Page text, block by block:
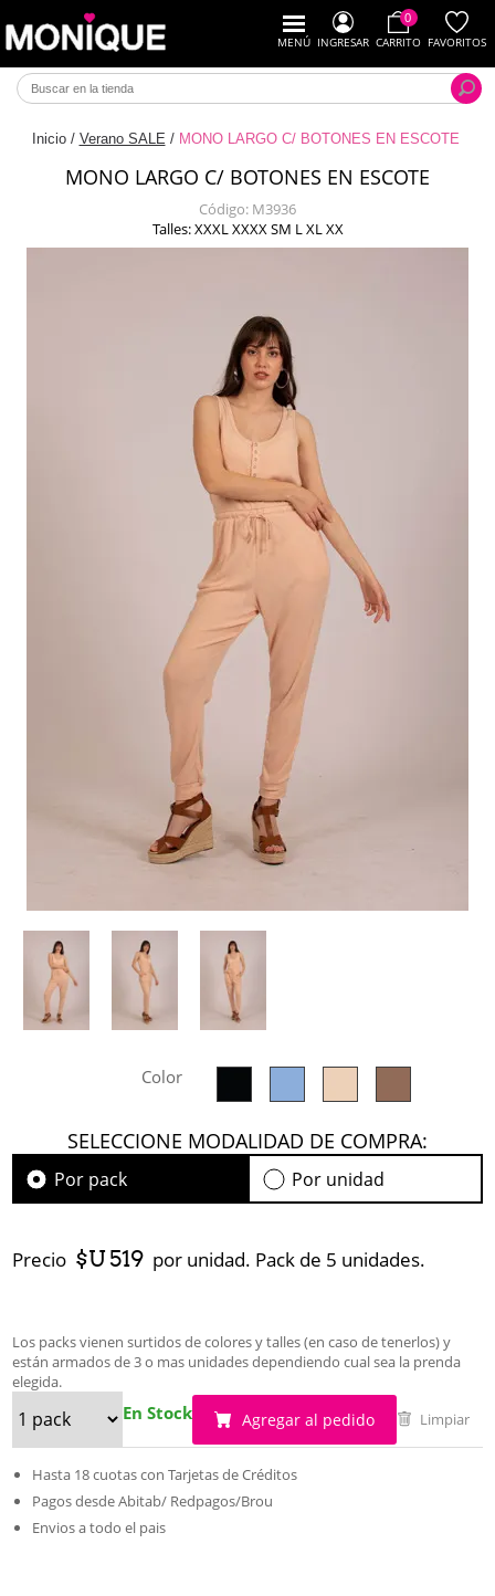
MENÚ INGRESAR
0
CARRITO FAVORITOS
Inicio / Verano SALE / MONO LARGO C/ BOTONES EN ESCOTE
MONO LARGO C/ BOTONES EN ESCOTE
Código: M3936
Talles: XXXL XXXX SM L XL XX
Color
SELECCIONE MODALIDAD DE COMPRA:
Por pack Por unidad
Precio $U 519 por unidad. Pack de 5 unidades.
Los packs vienen surtidos de colores y talles (en caso de tenerlos) y
están armados de 3 o mas unidades dependiendo cual sea la prenda
elegida.
En Stock Agregar al pedido Limpiar
Hasta 18 cuotas con Tarjetas de Créditos
Pagos desde Abitab/ Redpagos/Brou
Envios a todo el pais